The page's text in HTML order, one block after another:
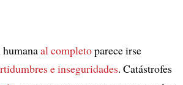
al completoparece irse
e inseguridades. Catástrofes